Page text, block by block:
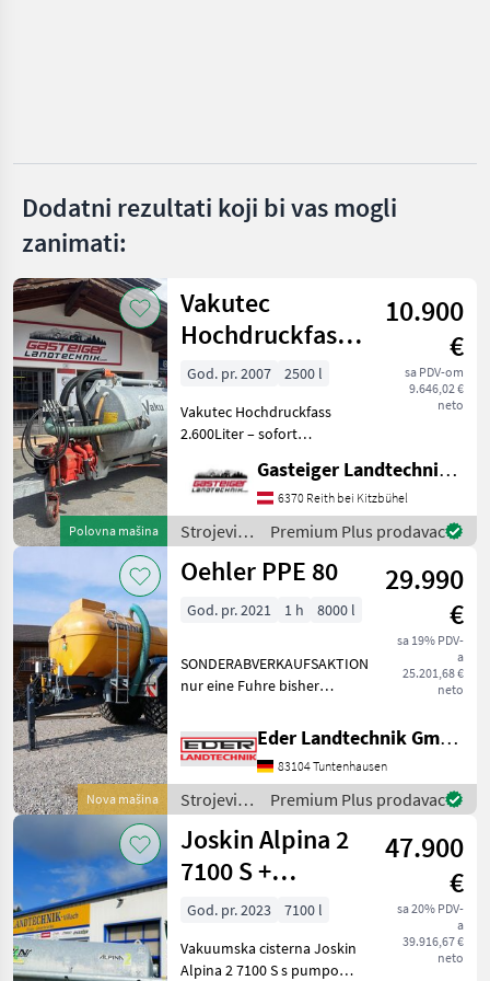
Bauer
Prikaži
sve
(51)
MARKETPLACE
Marketplace
Ponude
trgovaca
Dodatni rezultati koji bi vas mogli
zanimati:
Polovna mašina
Vakutec
Hochdruckfass
2600 Liter
10.900
€
sa PDV-om
9.646,02 €
neto
God. pr. 2007
2500 l
Vakutec Hochdruckfass
2.600Liter – sofort
steht ein Vakutec
Hochdruckfass mit 2.500
Litern Fassungsvermögen,
Baujahr 2007 Das Fass wu
Gasteiger Landtechnik GmbH
6370 Reith bei Kitzbühel
Strojevi
za
đubrenje,
navodnjavanje
Premium Plus prodavac
Nova mašina
Oehler PPE 80
29.990
€
sa 19% PDV-
a
25.201,68 €
neto
God. pr. 2021 1 h 8000 l
SONDERABVERKAUFSAKTION
nur eine Fuhre bisher
Exzenterschneckenpumpe
Behälter: 8.000 ltr. GFK-
Tank - Unterlegkeile -
Dreikammerleuchten -
Schie
Eder Landtechnik GmbH
83104 Tuntenhausen
Strojevi
za
đubrenje,
gnojenje i
navodnjavanje
/ Oehler
Premium Plus prodavac
Joskin Alpina 2
7100 S +
razdjelnik
vučnih papuča
7,5 m
47.900
€
sa 20% PDV-
a
39.916,67 €
neto
God. pr. 2023
7100 l
Vakuumska cisterna Joskin
Alpina 2 7100 S s pumpom